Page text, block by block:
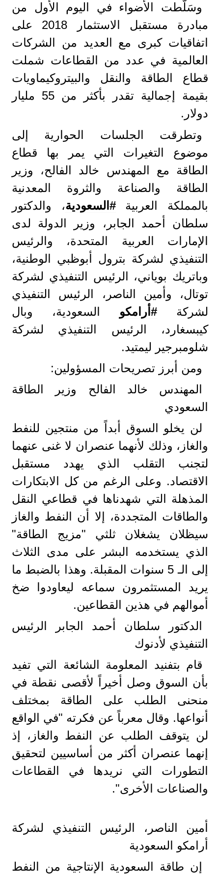
وسَلّطت الأضواء في اليوم الأول من
مبادرة مستقبل الاستثمار 2018 على
اتفاقيات كبرى مع العديد من الشركات
العالمية في عدد من القطاعات شملت
قطاع الطاقة والنقل والبيتروكيماويات
بقيمة إجمالية تقدر بأكثر من 55 مليار
دولار.
وتطرقت الجلسات الحوارية إلى
موضوع التغيرات التي يمر بها قطاع
الطاقة مع المهندس خالد الفالح، وزير
الطاقة والصناعة والثروة المعدنية
بالمملكة العربية#السعودية، والدكتور
سلطان أحمد الجابر، وزير الدولة لدى
الإمارات العربية المتحدة، والرئيس
التنفيذي لشركة بترول أبوظبي الوطنية،
وباتريك بوياني، الرئيس التنفيذي لشركة
توتال، وأمين الناصر، الرئيس التنفيذي
لشركة #أرامكو السعودية، وبال
كيبسغارد، الرئيس التنفيذي لشركة
شلومبرجير ليمتيد.
ومن أبرز تصريحات المسؤولين:
المهندس خالد الفالح وزير الطاقة
السعودي
لن يخلو السوق أبداً من منتجين للنفط
والغاز، وذلك لأنهما عنصران لا غنى عنهما
لتجنب التقلب الذي يهدد مستقبل
الاقتصاد. وعلى الرغم من كل الابتكارات
المذهلة التي شهدناها في قطاعي النقل
والطاقات المتجددة، إلا أن النفط والغاز
سيظلان يشغلان ثلثي "مزيج الطاقة"
الذي يستخدمه البشر على مدى الثلاث
إلى الـ 5 سنوات المقبلة. وهذا بالضبط ما
يريد المستثمرون سماعه ليعاودوا ضخ
أموالهم في هذين القطاعين.
الدكتور سلطان أحمد الجابر الرئيس
التنفيذي لأدنوك
قام بتفنيد المعلومة الشائعة التي تفيد
بأن السوق وصل أخيراً لأقصى نقطة في
منحنى الطلب على الطاقة بمختلف
أنواعها. وقال معرباً عن فكرته "في الواقع
لن يتوقف الطلب عن النفط والغاز، إذ
إنهما عنصران أكثر من أساسيين لتحقيق
التطورات التي نريدها في القطاعات
والصناعات الأخرى".
أمين الناصر، الرئيس التنفيذي لشركة
أرامكو السعودية
إن طاقة السعودية الإنتاجية من النفط